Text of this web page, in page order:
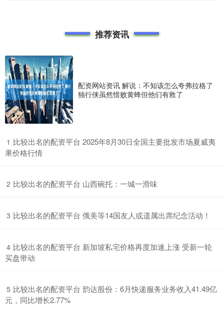
推荐资讯
配资网站资讯 解说：不知该怎么夸弗拉格了
独行侠虽然惜败黄蜂但他们有救了
1 ​比较出名的配资平台 2025年8月30日全国主要批发市场夏威夷
果价格行情
2 ​比较出名的配资平台 山西碗托：一城一滑味
3 ​比较出名的配资平台 俄美等14国友人或遗属出席纪念活动！
4 ​比较出名的配资平台 新加坡私宅价格再度加速上涨 受新一轮
买盘带动
5 ​比较出名的配资平台 韵达股份：6月快递服务业务收入41.49亿
元，同比增长2.77%